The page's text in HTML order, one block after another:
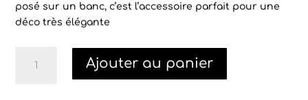
posé sur un banc, c’est l’accessoire parfait pour une
déco très élégante
Ajouter au panier